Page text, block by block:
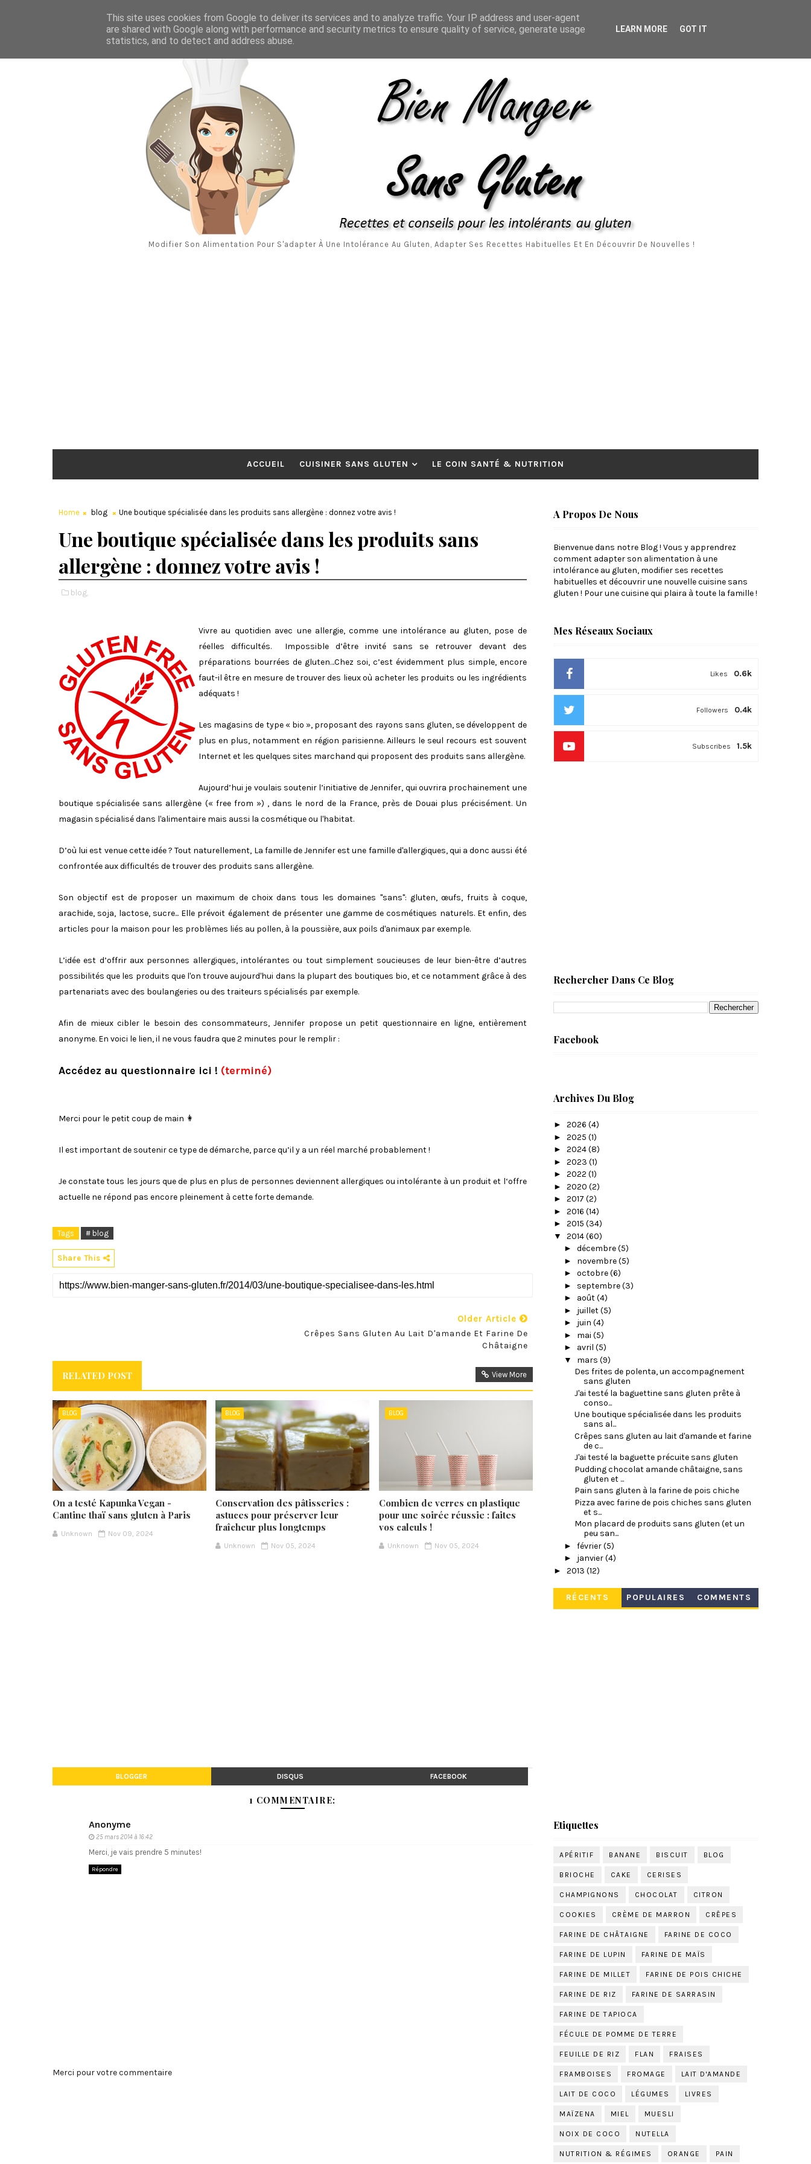
Modifier Son Alimentation Pour S'adapter À Une Intolérance Au Gluten, Adapter Ses Recettes Habituelles Et En Découvrir De Nouvelles !
ACCUEIL CUISINER SANS GLUTEN LE COIN SANTÉ & NUTRITION
Home blog Une boutique spécialisée dans les produits sans allergène : donnez votre avis !
Une boutique spécialisée dans les produits sans
allergène : donnez votre avis !
blog,
Vivre au quotidien avec une allergie, comme une intolérance au gluten, pose de
réelles difficultés. Impossible d’être invité sans se retrouver devant des
préparations bourrées de gluten…Chez soi, c’est évidemment plus simple, encore
faut-il être en mesure de trouver des lieux où acheter les produits ou les ingrédients
adéquats !
Les magasins de type « bio », proposant des rayons sans gluten, se développent de
plus en plus, notamment en région parisienne. Ailleurs le seul recours est souvent
Internet et les quelques sites marchand qui proposent des produits sans allergène.
Aujourd’hui je voulais soutenir l’initiative de Jennifer, qui ouvrira prochainement une
boutique spécialisée sans allergène (« free from ») , dans le nord de la France, près de Douai plus précisément. Un
magasin spécialisé dans l'alimentaire mais aussi la cosmétique ou l'habitat.
D’où lui est venue cette idée ? Tout naturellement, La famille de Jennifer est une famille d'allergiques, qui a donc aussi été
confrontée aux difficultés de trouver des produits sans allergène.
Son objectif est de proposer un maximum de choix dans tous les domaines "sans": gluten, œufs, fruits à coque,
arachide, soja, lactose, sucre... Elle prévoit également de présenter une gamme de cosmétiques naturels. Et enfin, des
articles pour la maison pour les problèmes liés au pollen, à la poussière, aux poils d'animaux par exemple.
L’idée est d’offrir aux personnes allergiques, intolérantes ou tout simplement soucieuses de leur bien-être d’autres
possibilités que les produits que l'on trouve aujourd'hui dans la plupart des boutiques bio, et ce notamment grâce à des
partenariats avec des boulangeries ou des traiteurs spécialisés par exemple.
Afin de mieux cibler le besoin des consommateurs, Jennifer propose un petit questionnaire en ligne, entièrement
anonyme. En voici le lien, il ne vous faudra que 2 minutes pour le remplir :
Accédez au questionnaire ici ! (terminé)
Merci pour le petit coup de main 👩
Il est important de soutenir ce type de démarche, parce qu’il y a un réel marché probablement !
Je constate tous les jours que de plus en plus de personnes deviennent allergiques ou intolérante à un produit et l‘offre
actuelle ne répond pas encore pleinement à cette forte demande.
Tags # blog
Share This
Older Article
Crêpes Sans Gluten Au Lait D'amande Et Farine De
Châtaigne
RELATED POST View More
BLOG
On a testé Kapunka Vegan -
Cantine thaï sans gluten à Paris
Unknown Nov 09, 2024
BLOG
Conservation des pâtisseries :
astuces pour préserver leur
fraîcheur plus longtemps
Unknown Nov 05, 2024
BLOG
Combien de verres en plastique
pour une soirée réussie : faites
vos calculs !
Unknown Nov 05, 2024
BLOGGER DISQUS FACEBOOK
1 COMMENTAIRE:
Anonyme
25 mars 2014 à 16:42
Merci, je vais prendre 5 minutes!
Répondre
Merci pour votre commentaire
A Propos De Nous
Bienvenue dans notre Blog ! Vous y apprendrez
comment adapter son alimentation à une
intolérance au gluten, modifier ses recettes
habituelles et découvrir une nouvelle cuisine sans
gluten ! Pour une cuisine qui plaira à toute la famille !
Mes Réseaux Sociaux
0.6k
Likes
0.4k
Followers
1.5k
Subscribes
Rechercher Dans Ce Blog
Facebook
Archives Du Blog
► 2026 (4)
► 2025 (1)
► 2024(8)
► 2023 (1)
► 2022 (1)
► 2020 (2)
► 2017 (2)
► 2016 (14)
► 2015 (34)
▼ 2014(60)
► décembre(5)
► novembre(5)
► octobre(6)
► septembre(3)
► août(4)
► juillet(5)
► juin (4)
► mai (5)
► avril (5)
▼ mars (9)
Des frites de polenta, un accompagnement
sans gluten
J'ai testé la baguettine sans gluten prête à
conso...
Une boutique spécialisée dans les produits
sans al...
Crêpes sans gluten au lait d'amande et farine
de c...
J'ai testé la baguette précuite sans gluten
Pudding chocolat amande châtaigne, sans
gluten et ...
Pain sans gluten à la farine de pois chiche
Pizza avec farine de pois chiches sans gluten
et s...
Mon placard de produits sans gluten (et un
peu san...
► février(5)
► janvier(4)
► 2013 (12)
RÉCENTS POPULAIRES COMMENTS
Etiquettes
APÉRITIF BANANE BISCUIT BLOG
BRIOCHE CAKE CERISES
CHAMPIGNONS CHOCOLAT CITRON
COOKIES CRÈME DE MARRON CRÊPES
FARINE DE CHÂTAIGNE FARINE DE COCO
FARINE DE LUPIN FARINE DE MAÏS
FARINE DE MILLET FARINE DE POIS CHICHE
FARINE DE RIZ FARINE DE SARRASIN
FARINE DE TAPIOCA
FÉCULE DE POMME DE TERRE
FEUILLE DE RIZ FLAN FRAISES
FRAMBOISES FROMAGE LAIT D'AMANDE
LAIT DE COCO LÉGUMES LIVRES
MAÏZENA MIEL MUESLI
NOIX DE COCO NUTELLA
NUTRITION & RÉGIMES ORANGE PAIN
This site uses cookies from Google to deliver its services and to analyze traffic. Your IP address and user-agent
are shared with Google along with performance and security metrics to ensure quality of service, generate usage
statistics, and to detect and address abuse.
LEARN MORE GOT IT